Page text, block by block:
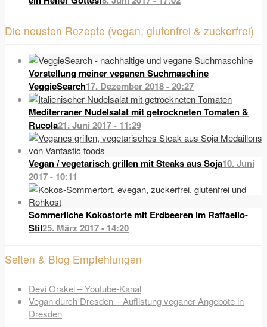
Die neusten Rezepte (vegan, glutenfrei & zuckerfrei)
Vorstellung meiner veganen Suchmaschine
VeggieSearch17. Dezember 2018 - 20:27
Mediterraner Nudelsalat mit getrockneten Tomaten &
Rucola21. Juni 2017 - 11:29
Vegan / vegetarisch grillen mit Steaks aus Soja10. Juni
2017 - 10:11
Sommerliche Kokostorte mit Erdbeeren im Raffaello-
Stil25. März 2017 - 14:20
Seiten & Blog Empfehlungen
Devi Orakel – Youtube-Kanal
Vegan durch Dresden – Auflistung veganer Angebote in
Dresden